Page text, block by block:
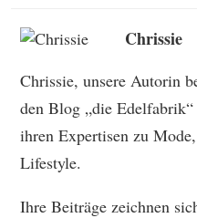
Chrissie
Chrissie, unsere Autorin
den Blog „die
ihren Expertisen zu
Lifestyle.
Ihre Beiträge zeichnen